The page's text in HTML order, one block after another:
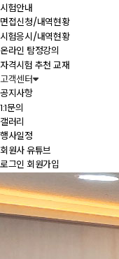
시험안내
면접신청/내역현황
시험응시/내역현황
온라인 탐정강의
자격시험 추천 교재
고객센터
공지사항
1:1문의
갤러리
행사일정
회원사 유튜브
로그인 회원가입